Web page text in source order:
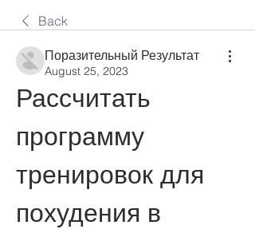
Back
Поразительный Результат
August 25, 2023
Рассчитать
программу
тренировок для
похудения в